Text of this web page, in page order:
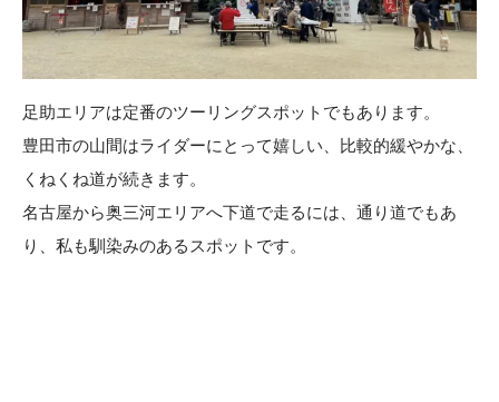
足助エリアは定番のツーリングスポットでもあります。
豊田市の山間はライダーにとって嬉しい、比較的緩やかな、
くねくね道が続きます。
名古屋から奥三河エリアへ下道で走るには、通り道でもあ
り、私も馴染みのあるスポットです。